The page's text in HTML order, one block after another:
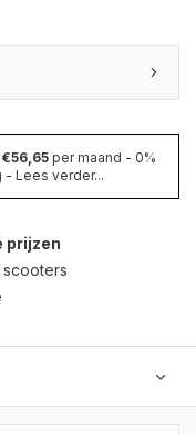
€56,65 per maand - 0%
- Lees verder...
prijzen